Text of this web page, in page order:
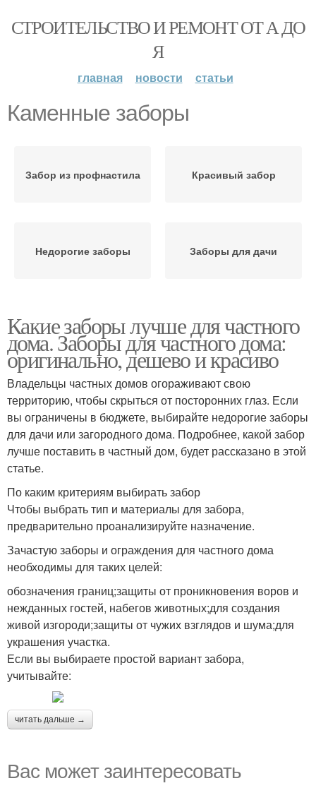
СТРОИТЕЛЬСТВО И РЕМОНТ ОТ А ДО
Я
главная новости статьи
Каменные заборы
Забор из профнастила Красивый забор
Недорогие заборы Заборы для дачи
Какие заборы лучше для частного
дома. Заборы для частного дома:
оригинально, дешево и красиво
Владельцы частных домов огораживают свою
территорию, чтобы скрыться от посторонних глаз. Если
вы ограничены в бюджете, выбирайте недорогие заборы
для дачи или загородного дома. Подробнее, какой забор
лучше поставить в частный дом, будет рассказано в этой
статье.
По каким критериям выбирать забор
Чтобы выбрать тип и материалы для забора,
предварительно проанализируйте назначение.
Зачастую заборы и ограждения для частного дома
необходимы для таких целей:
обозначения границ;защиты от проникновения воров и
нежданных гостей, набегов животных;для создания
живой изгороди;защиты от чужих взглядов и шума;для
украшения участка.
Если вы выбираете простой вариант забора,
учитывайте:
читать дальше →
Вас может заинтересовать